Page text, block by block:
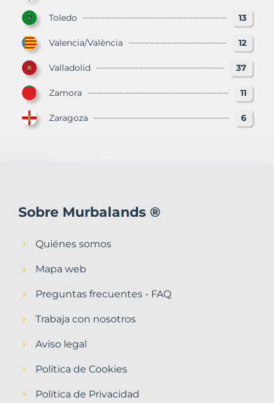
Toledo 13
Valencia/València 12
Valladolid 37
Zamora 11
Zaragoza 6
Sobre Murbalands ®
Quiénes somos
Mapa web
Preguntas frecuentes - FAQ
Trabaja con nosotros
Aviso legal
Política de Cookies
Política de Privacidad